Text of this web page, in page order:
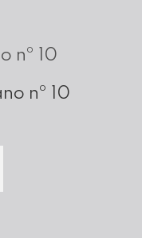
nº 10